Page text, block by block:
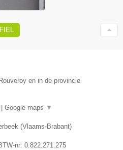
en in de provincie
Google maps ▼
(Vlaams-Brabant)
nr: 0.822.271.275